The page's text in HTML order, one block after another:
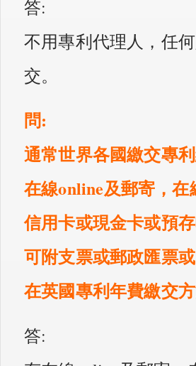
答:
不用專利代理人，任
交。
問:
通常世界各國繳交專
在線online及郵寄，在
信用卡或現金卡或預
可附支票或郵政匯票或
在英國專利年費繳交
答: